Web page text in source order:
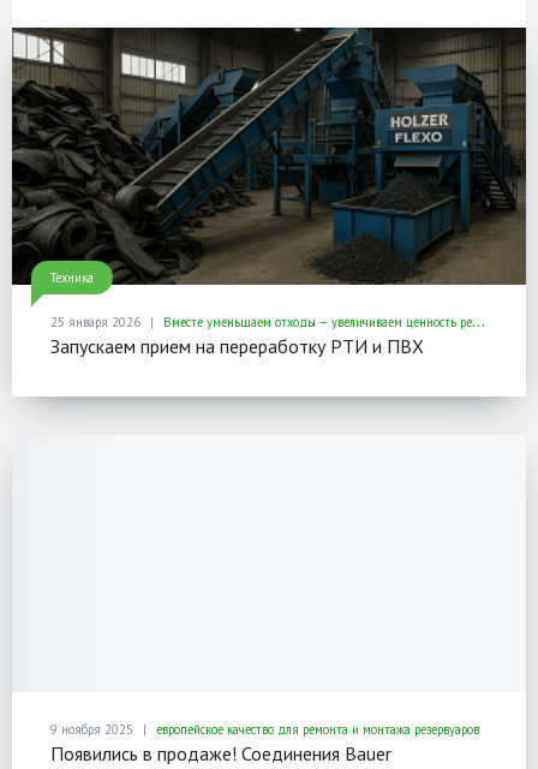
Техника
25 января 2026 Вместе уменьшаем отходы — увеличиваем ценность ресурсов
Запускаем прием на переработку РТИ и ПВХ
9 ноября 2025 европейское качество для ремонта и монтажа резервуаров
Появились в продаже! Соединения Bauer